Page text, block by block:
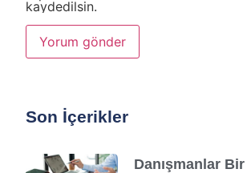
kaydedilsin.
Son İçerikler
Danışmanlar